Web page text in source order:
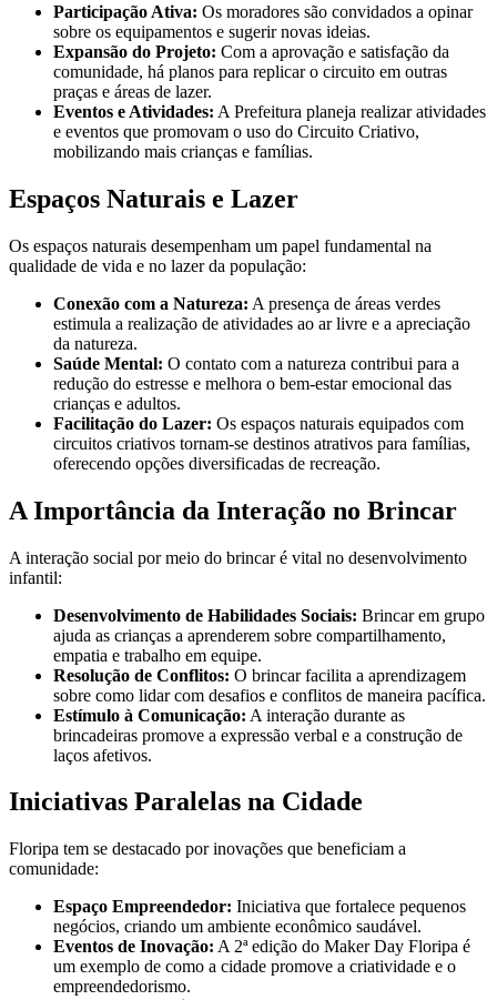
Participação Ativa: Os moradores são convidados a opinar
sobre os equipamentos e sugerir novas ideias.
Expansão do Projeto: Com a aprovação e satisfação da
comunidade, há planos para replicar o circuito em outras
praças e áreas de lazer.
Eventos e Atividades: A Prefeitura planeja realizar atividades
e eventos que promovam o uso do Circuito Criativo,
mobilizando mais crianças e famílias.
Espaços Naturais e Lazer
Os espaços naturais desempenham um papel fundamental na
qualidade de vida e no lazer da população:
Conexão com a Natureza: A presença de áreas verdes
estimula a realização de atividades ao ar livre e a apreciação
da natureza.
Saúde Mental: O contato com a natureza contribui para a
redução do estresse e melhora o bem-estar emocional das
crianças e adultos.
Facilitação do Lazer: Os espaços naturais equipados com
circuitos criativos tornam-se destinos atrativos para famílias,
oferecendo opções diversificadas de recreação.
A Importância da Interação no Brincar
A interação social por meio do brincar é vital no desenvolvimento
infantil:
Desenvolvimento de Habilidades Sociais: Brincar em grupo
ajuda as crianças a aprenderem sobre compartilhamento,
empatia e trabalho em equipe.
Resolução de Conflitos: O brincar facilita a aprendizagem
sobre como lidar com desafios e conflitos de maneira pacífica.
Estímulo à Comunicação: A interação durante as
brincadeiras promove a expressão verbal e a construção de
laços afetivos.
Iniciativas Paralelas na Cidade
Floripa tem se destacado por inovações que beneficiam a
comunidade:
Espaço Empreendedor: Iniciativa que fortalece pequenos
negócios, criando um ambiente econômico saudável.
Eventos de Inovação: A 2ª edição do Maker Day Floripa é
um exemplo de como a cidade promove a criatividade e o
empreendedorismo.